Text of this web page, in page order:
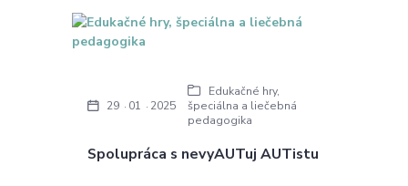
Spolupráca s nevyAUTuj AUTistu
29 01 2025
Edukačné hry,
špeciálna a liečebná
pedagogika